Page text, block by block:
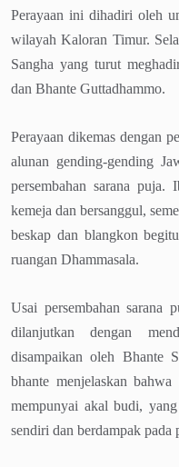
Perayaan ini dihadiri oleh
wilayah Kaloran Timur.
Sangha yang turut
dan Bhante Guttadhammo.
Perayaan dikemas dengan
alunan gending-gending
persembahan sarana puja.
kemeja dan bersanggul,
beskap dan blangkon
ruangan Dhammasala.
Usai persembahan sarana
dilanjutkan dengan
disampaikan oleh Bhante
bhante menjelaskan
mempunyai akal budi,
sendiri dan berdampak pada